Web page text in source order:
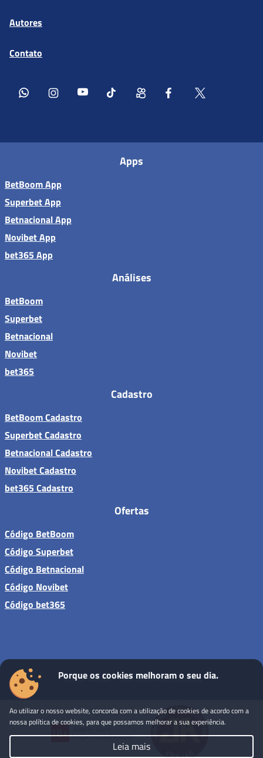
Autores
Contato
Apps
BetBoom App
Superbet App
Betnacional App
Novibet App
bet365 App
Análises
BetBoom
Superbet
Betnacional
Novibet
bet365
Cadastro
BetBoom Cadastro
Superbet Cadastro
Betnacional Cadastro
Novibet Cadastro
bet365 Cadastro
Ofertas
Código BetBoom
Código Superbet
Código Betnacional
Código Novibet
Código bet365
Sites de apostas - Todos os direitos reservados
Porque os cookies melhoram o seu dia.
Ao utilizar o nosso website, concorda com a utilização de cookies de acordo com a
nossa política de cookies, para que possamos melhorar a sua experiência.
Leia mais